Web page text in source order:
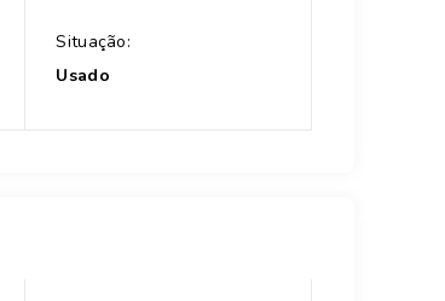
Situação:
Usado